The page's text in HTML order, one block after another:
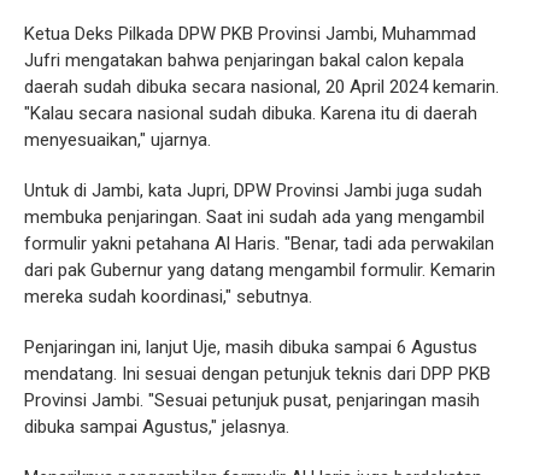
Ketua Deks Pilkada DPW PKB Provinsi Jambi, Muhammad
Jufri mengatakan bahwa penjaringan bakal calon kepala
daerah sudah dibuka secara nasional, 20 April 2024 kemarin.
"Kalau secara nasional sudah dibuka. Karena itu di daerah
menyesuaikan," ujarnya.
Untuk di Jambi, kata Jupri, DPW Provinsi Jambi juga sudah
membuka penjaringan. Saat ini sudah ada yang mengambil
formulir yakni petahana Al Haris. "Benar, tadi ada perwakilan
dari pak Gubernur yang datang mengambil formulir. Kemarin
mereka sudah koordinasi," sebutnya.
Penjaringan ini, lanjut Uje, masih dibuka sampai 6 Agustus
mendatang. Ini sesuai dengan petunjuk teknis dari DPP PKB
Provinsi Jambi. "Sesuai petunjuk pusat, penjaringan masih
dibuka sampai Agustus," jelasnya.